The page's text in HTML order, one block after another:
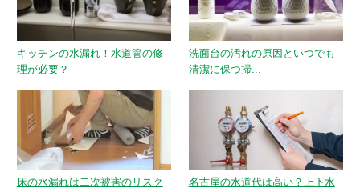
キッチンの水漏れ！水道管の修
理が必要？
洗面台の汚れの原因といつでも
清潔に保つ掃...
床の水漏れは二次被害のリスク
名古屋の水道代は高い？上下水